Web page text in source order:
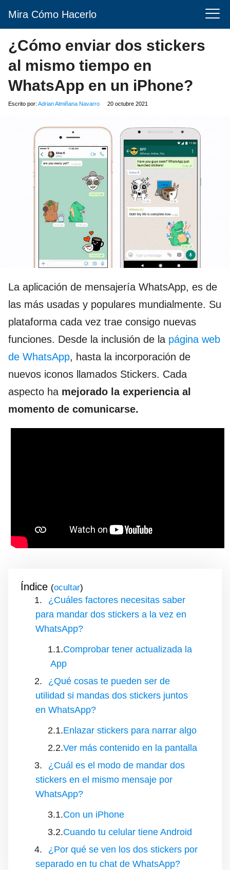
Mira Cómo Hacerlo
¿Cómo enviar dos stickers
al mismo tiempo en
WhatsApp en un iPhone?
Escrito por: Adrian Almiñana Navarro 20 octubre 2021
La aplicación de mensajería WhatsApp, es de
las más usadas y populares mundialmente. Su
plataforma cada vez trae consigo nuevas
funciones. Desde la inclusión de lapágina web
de WhatsApp, hasta la incorporación de
nuevos iconos llamados Stickers. Cada
aspecto ha mejorado la experiencia al
momento de comunicarse.
Índice ( )
¿Cuáles factores necesitas saber
para mandar dos stickers a la vez en
WhatsApp?
Comprobar tener actualizada la
App
¿Qué cosas te pueden ser de
utilidad si mandas dos stickers juntos
en WhatsApp?
Enlazar stickers para narrar algo
Ver más contenido en la pantalla
¿Cuál es el modo de mandar dos
stickers en el mismo mensaje por
WhatsApp?
Con un iPhone
Cuando tu celular tiene Android
¿Por qué se ven los dos stickers por
separado en tu chat de WhatsApp?